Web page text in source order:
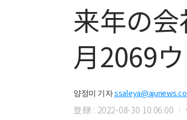
来年の
月2069
양정미 기자
登録 : 2022-08-30 10:06:00